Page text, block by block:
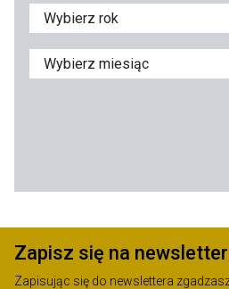
Zapisz się na
Zapisując się do newslettera